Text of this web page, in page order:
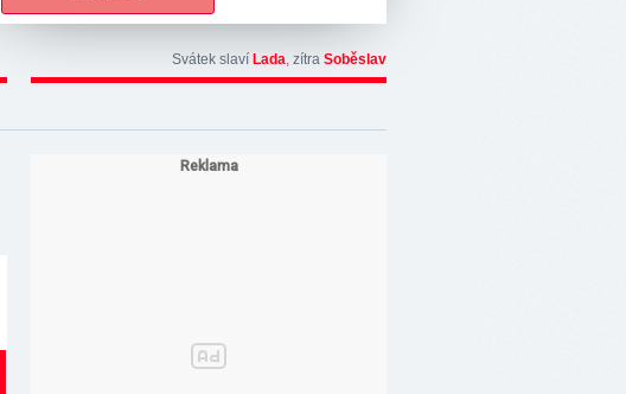
Svátek slaví Lada, zítra Soběslav